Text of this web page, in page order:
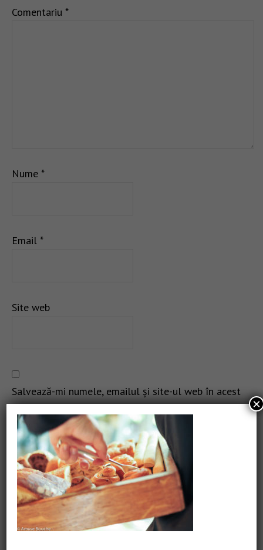
Comentariu *
Nume *
Email *
Site web
Salvează-mi numele, emailul și site-ul web în acest
navigator pentru data viitoare când o să comentez.
CAUTARE
×